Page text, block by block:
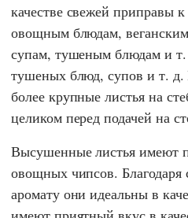
качестве свежей приправы
овощным блюдам, веганским
супам, тушеным блюдам и
тушеных блюд, супов и т.
более крупные листья на
целиком перед подачей на
Высушенные листья имеют
овощных чипсов. Благодаря
аромату они идеальны в